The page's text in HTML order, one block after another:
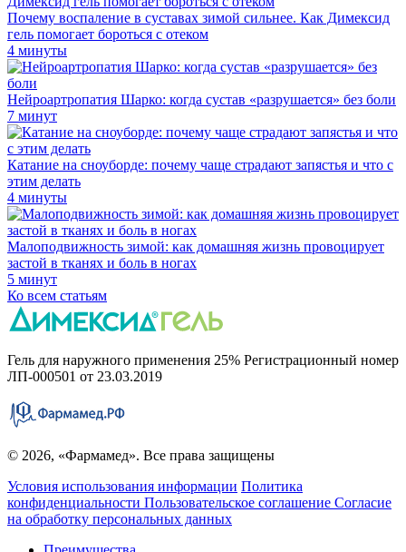
Почему воспаление в суставах зимой сильнее. Как Димексид
гель помогает бороться с отеком
4 минуты
Нейроартропатия Шарко: когда сустав «разрушается» без боли
7 минут
Катание на сноуборде: почему чаще страдают запястья и что с
этим делать
4 минуты
Малоподвижность зимой: как домашняя жизнь провоцирует
застой в тканях и боль в ногах
5 минут
Ко всем статьям
Гель для наружного применения 25% Регистрационный номер
ЛП-000501 от 23.03.2019
© 2026, «Фармамед». Все права защищены
Условия использования информации Политика
конфиденциальности Пользовательское соглашение Согласие
на обработку персональных данных